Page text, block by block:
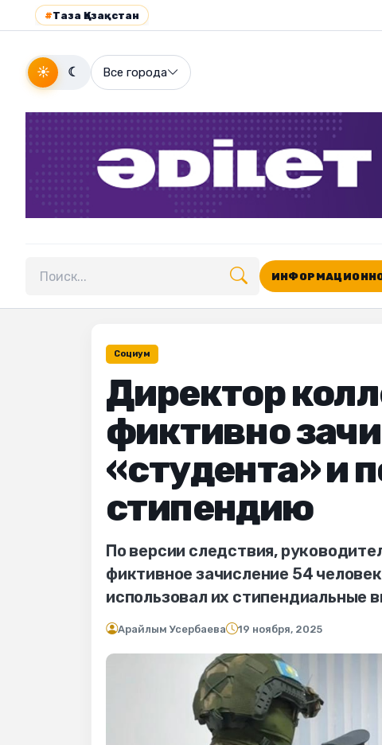
#Таза Қазақстан
☀ ☾ Все города
Поиск по сайту
Социум
Директор
фиктивно
«студента» и
стипендию
По версии следствия,
фиктивное зачисление 54
использовал их стипендиальные
Арайлым Усербаева 19 ноября, 2025